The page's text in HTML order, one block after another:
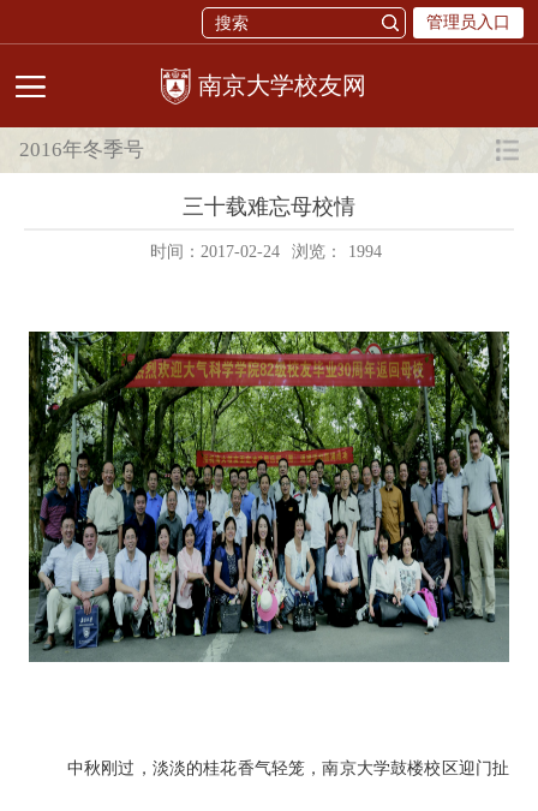
管理员入口
校友网
2016年冬季号
三十载难忘母校情
时间：2017-02-24 浏览： 1994
中秋刚过，淡淡的桂花香气轻笼，南京大学鼓楼校区迎门扯